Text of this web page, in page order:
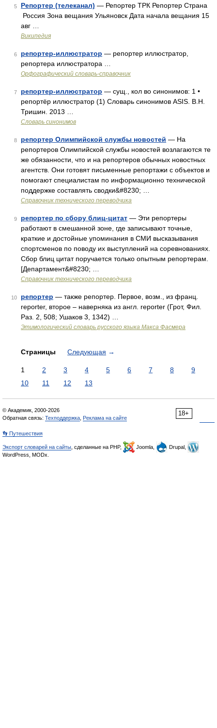
5 Репортер (телеканал) — Репортер ТРК Репортер Страна
Россия Зона вещания Ульяновск Дата начала вещания 15
авг …
Википедия
6 репортер-иллюстратор — репортер иллюстратор,
репортера иллюстратора …
Орфографический словарь-справочник
7 репортер-иллюстратор — сущ., кол во синонимов: 1 •
репортёр иллюстратор (1) Словарь синонимов ASIS. В.Н.
Тришин. 2013 …
Словарь синонимов
8 репортер Олимпийской службы новостей — На
репортеров Олимпийской службы новостей возлагаются те
же обязанности, что и на репортеров обычных новостных
агентств. Они готовят письменные репортажи с объектов и
помогают специалистам по информационно технической
поддержке составлять сводки&#8230; …
Справочник технического переводчика
9 репортер по сбору блиц-цитат — Эти репортеры
работают в смешанной зоне, где записывают точные,
краткие и достойные упоминания в СМИ высказывания
спортсменов по поводу их выступлений на соревнованиях.
Сбор блиц цитат поручается только опытным репортерам.
[Департамент&#8230; …
Справочник технического переводчика
10 репортер — также репортер. Первое, возм., из франц.
rероrtеr, второе – наверняка из англ. rероrtеr (Грот, Фил.
Раз. 2, 508; Ушаков 3, 1342) …
Этимологический словарь русского языка Макса Фасмера
Страницы Следующая →
1 2 3 4 5 6 7 8
9
10
11 12 13
18+
© Академик, 2000-2026
Обратная связь: Техподдержка Реклама на сайте
👣 Путешествия
Экспорт словарей на сайты , сделанные на PHP, Joomla,
Drupal,
WordPress, MODx.